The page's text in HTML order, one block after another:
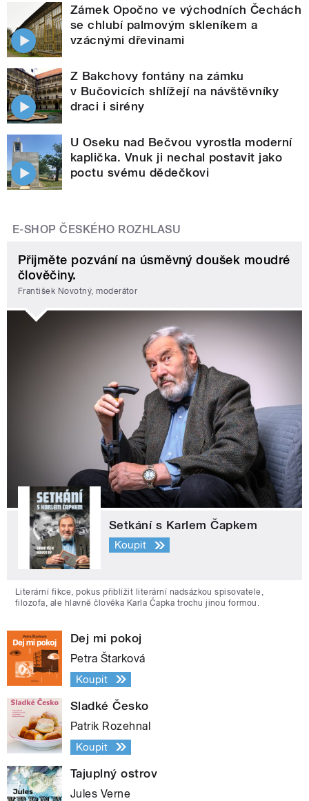
Zámek Opočno ve východních Čechách
se chlubí palmovým skleníkem a
vzácnými dřevinami
Z Bakchovy fontány na zámku
v Bučovicích shlížejí na návštěvníky
draci i sirény
U Oseku nad Bečvou vyrostla moderní
kaplička. Vnuk ji nechal postavit jako
poctu svému dědečkovi
E-SHOP ČESKÉHO ROZHLASU
Přijměte pozvání na úsměvný doušek moudré
člověčiny.
František Novotný, moderátor
Setkání s Karlem Čapkem
Koupit
Literární fikce, pokus přiblížit literární nadsázkou spisovatele,
filozofa, ale hlavně člověka Karla Čapka trochu jinou formou.
Dej mi pokoj
Petra Štarková
Koupit
Sladké Česko
Patrik Rozehnal
Koupit
Tajuplný ostrov
Jules Verne